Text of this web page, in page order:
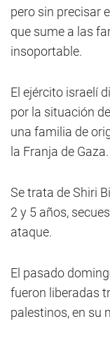
pero sin precisar
que sume a las
insoportable.
El ejército israelí
por la situación
una familia de
la Franja de Gaza.
Se trata de Shiri
2 y 5 años,
ataque.
El pasado
fueron liberadas
palestinos, en su